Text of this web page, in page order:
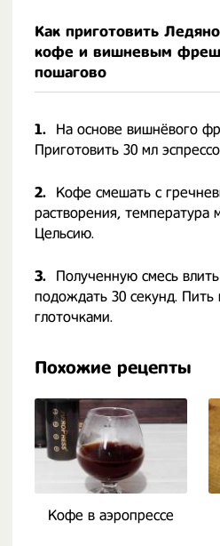
Как приготовить
кофе и вишневым
пошагово
1.
На основе вишнёвого
Приготовить 30 мл
2.
Кофе смешать с
растворения, температура
Цельсию.
3.
Полученную смесь
подождать 30 секунд. Пить
глоточками.
Похожие рецепты
Кофе в аэропрессе